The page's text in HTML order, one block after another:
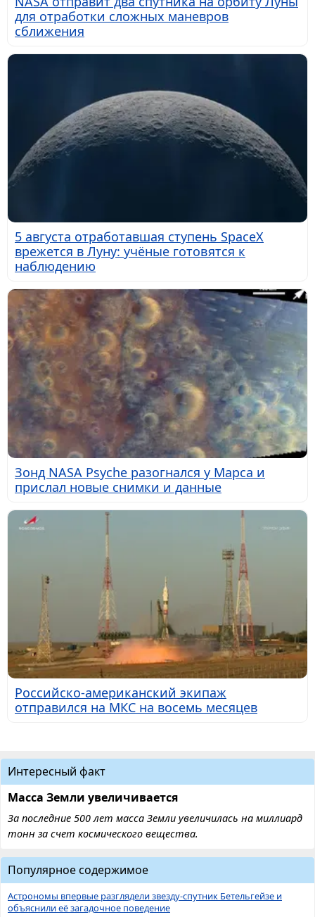
для отработки сложных маневров
сближения
5 августа отработавшая ступень SpaceX
врежется в Луну: учёные готовятся к
наблюдению
Зонд NASA Psyche разогнался у Марса и
прислал новые снимки и данные
Российско-американский экипаж
отправился на МКС на восемь месяцев
Интересный факт
Масса Земли увеличивается
За последние 500 лет масса Земли увеличилась на миллиард
тонн за счет космического вещества.
Популярное содержимое
Астрономы впервые разглядели звезду-спутник Бетельгейзе и
объяснили её загадочное поведение